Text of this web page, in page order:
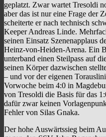
geplatzt. Zwar wartet Tresoldi
aber das ist nur eine Frage der
scheiterte er nach technisch
Keeper Andreas Linde.
seinen Einsatz Szenenapplaus
Heinz-von-Heiden-Arena. Ein
unterband einen Steilpass auf
seinen Körper dazwischen
– und vor der eigenen
Vorwoche beim 4:0 in
von Tresoldi die Basis für das
dafür zwar keinen
Fehler von Silas Gnaka.
Der hohe Auswärtssieg beim